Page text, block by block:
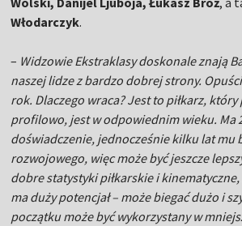
Włodarczyk.
– Widzowie Ekstraklasy doskonale znają
naszej lidze z bardzo dobrej strony.
rok. Dlaczego wraca? Jest to piłkarz,
profilowo, jest w odpowiednim wieku. Ma
doświadczenie, jednocześnie kilku lat mu
rozwojowego, więc może być jeszcze
dobre statystyki piłkarskie i
ma duży potencjał – może biegać dużo i
początku może być wykorzystany w